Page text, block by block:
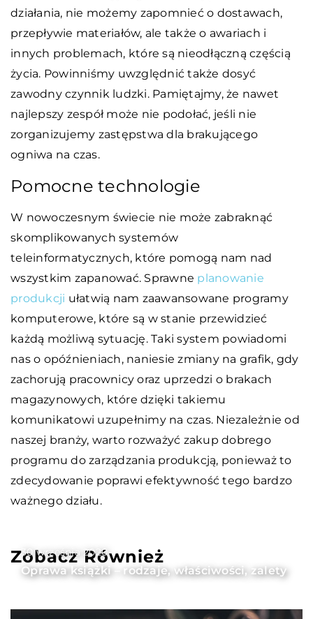
działania, nie możemy zapomnieć o dostawach,
przepływie materiałów, ale także o awariach i
innych problemach, które są nieodłączną częścią
życia. Powinniśmy uwzględnić także dosyć
zawodny czynnik ludzki. Pamiętajmy, że nawet
najlepszy zespół może nie podołać, jeśli nie
zorganizujemy zastępstwa dla brakującego
ogniwa na czas.
Pomocne technologie
W nowoczesnym świecie nie może zabraknąć
skomplikowanych systemów
teleinformatycznych, które pomogą nam nad
wszystkim zapanować. Sprawne planowanie
produkcji ułatwią nam zaawansowane programy
komputerowe, które są w stanie przewidzieć
każdą możliwą sytuację. Taki system powiadomi
nas o opóźnieniach, naniesie zmiany na grafik, gdy
zachorują pracownicy oraz uprzedzi o brakach
magazynowych, które dzięki takiemu
komunikatowi uzupełnimy na czas. Niezależnie od
naszej branży, warto rozważyć zakup dobrego
programu do zarządzania produkcją, ponieważ to
zdecydowanie poprawi efektywność tego bardzo
ważnego działu.
Zobacz Również
30 września 2020
Oprawa książki – rodzaje, właściwości, zalety